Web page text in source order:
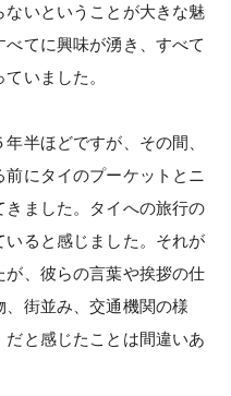
いということが大きな魅
てに興味が湧き、すべて
いました。
半ほどですが、その間、
にタイのプーケットとニ
きました。タイへの旅行の
ると感じました。それが
、彼らの言葉や挨拶の仕
街並み、交通機関の様
と感じたことは間違いあ